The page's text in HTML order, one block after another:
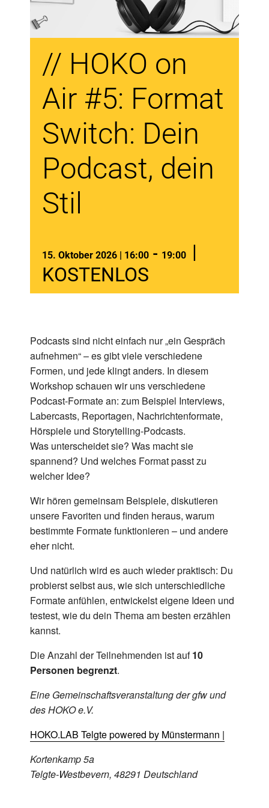
// HOKO on
Air #5: Format
Switch: Dein
Podcast, dein
Stil
15. Oktober 2026 | 16:00 - 19:00
|
KOSTENLOS
Podcasts sind nicht einfach nur „ein Gespräch
aufnehmen“ – es gibt viele verschiedene
Formen, und jede klingt anders. In diesem
Workshop schauen wir uns verschiedene
Podcast-Formate an: zum Beispiel Interviews,
Labercasts, Reportagen, Nachrichtenformate,
Hörspiele und Storytelling-Podcasts.
Was unterscheidet sie? Was macht sie
spannend? Und welches Format passt zu
welcher Idee?
Wir hören gemeinsam Beispiele, diskutieren
unsere Favoriten und finden heraus, warum
bestimmte Formate funktionieren – und andere
eher nicht.
Und natürlich wird es auch wieder praktisch: Du
probierst selbst aus, wie sich unterschiedliche
Formate anfühlen, entwickelst eigene Ideen und
testest, wie du dein Thema am besten erzählen
kannst.
Die Anzahl der Teilnehmenden ist auf10
Personen begrenzt.
Eine Gemeinschaftsveranstaltung der gfw und
des HOKO e.V.
HOKO.LAB Telgte powered by Münstermann |
Kortenkamp 5a
Telgte-Westbevern, 48291 Deutschland